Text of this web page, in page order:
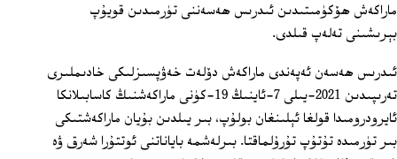
ماراكەش ھۆكۈمىتىدىن ئىدرىس ھەسەننى تۈرمىدىن قويۇپ
بېرىشىنى تەلەپ قىلدى.
ئىدرىس ھەسەن ئەپەندى ماراكەش دۆلەت خەۋپسىزلىكى خادىملىرى
تەرىپىدىن 2021-يىلى 7-ئاينىڭ 19-كۈنى ماراكەشنىڭ كاسابىلانكا
ئايرودرومىدا قولغا ئېلىنغان بولۇپ، بىر يىلدىن بۇيان ماراكەشتىكى
بىر تۈرمىدە تۇتۇپ تۇرۇلماقتا. بىرلەشمە باياناتنى ئوتتۇرا شەرق ۋە